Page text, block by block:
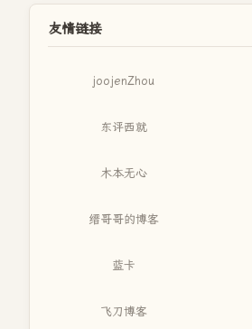
友情链接
joojenZhou
东评西就
木本无心
缙哥哥的博客
蓝卡
飞刀博客